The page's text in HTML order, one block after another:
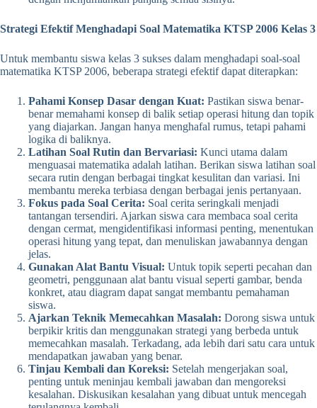
Strategi Efektif Menghadapi Soal Matematika KTSP 2006 Kelas 3
Untuk membantu siswa kelas 3 sukses dalam menghadapi soal-soal
matematika KTSP 2006, beberapa strategi efektif dapat diterapkan:
Pahami Konsep Dasar dengan Kuat: Pastikan siswa benar-
benar memahami konsep di balik setiap operasi hitung dan topik
yang diajarkan. Jangan hanya menghafal rumus, tetapi pahami
logika di baliknya.
Latihan Soal Rutin dan Bervariasi: Kunci utama dalam
menguasai matematika adalah latihan. Berikan siswa latihan soal
secara rutin dengan berbagai tingkat kesulitan dan variasi. Ini
membantu mereka terbiasa dengan berbagai jenis pertanyaan.
Fokus pada Soal Cerita: Soal cerita seringkali menjadi
tantangan tersendiri. Ajarkan siswa cara membaca soal cerita
dengan cermat, mengidentifikasi informasi penting, menentukan
operasi hitung yang tepat, dan menuliskan jawabannya dengan
jelas.
Gunakan Alat Bantu Visual: Untuk topik seperti pecahan dan
geometri, penggunaan alat bantu visual seperti gambar, benda
konkret, atau diagram dapat sangat membantu pemahaman
siswa.
Ajarkan Teknik Memecahkan Masalah: Dorong siswa untuk
berpikir kritis dan menggunakan strategi yang berbeda untuk
memecahkan masalah. Terkadang, ada lebih dari satu cara untuk
mendapatkan jawaban yang benar.
Tinjau Kembali dan Koreksi: Setelah mengerjakan soal,
penting untuk meninjau kembali jawaban dan mengoreksi
kesalahan. Diskusikan kesalahan yang dibuat untuk mencegah